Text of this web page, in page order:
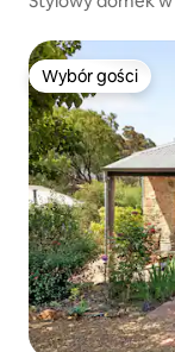
Wybór gości
Wybór gości